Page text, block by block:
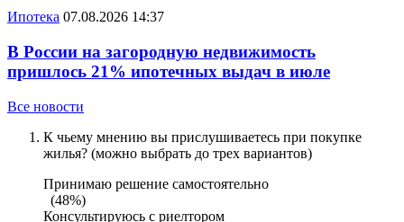
Ипотека 07.08.2026 14:37
В России на загородную недвижимость
пришлось 21% ипотечных выдач в июле
Все новости
К чьему мнению вы прислушиваетесь при покупке
жилья? (можно выбрать до трех вариантов)
Принимаю решение самостоятельно
(48%)
Консультируюсь с риелтором